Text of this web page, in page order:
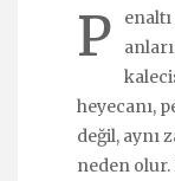
P
heyecanı,
değil, aynı
neden olur.